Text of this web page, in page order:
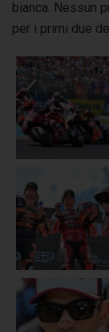
bianca. Nessun
per i primi due